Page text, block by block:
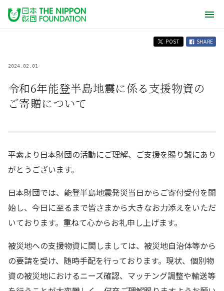
POST SHARE
2024.02.01
令和6年能登半島地震に係る支援物資の
ご寄贈について
平素より日本財団の活動にご理解、ご支援を賜り誠にあり
がとうございます。
日本財団では、能登半島地震発災当日からご寄付受付を開
始し、今日に至るまで皆さまから大きなお力添えをいただ
いております。重ねて心からお礼申し上げます。
被災地への支援物資に関しましては、被災地自治体等から
の要請を受け、随時手配を行っております。現状、個別物
資の被災地におけるニーズ確認、マッチング調整や輸送等